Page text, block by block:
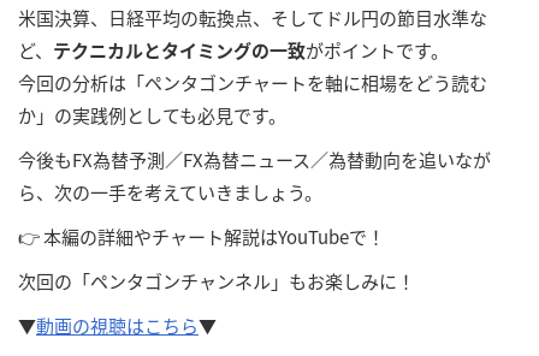
米国決算、日経平均の転換点、そしてドル円の節目水準な
ど、 テクニカルとタイミングの一致がポイントです。
今回の分析は「ペンタゴンチャートを軸に相場をどう読む
か」の実践例としても必見です。
今後もFX為替予測／FX為替ニュース／為替動向を追いなが
ら、次の一手を考えていきましょう。
👉 本編の詳細やチャート解説はYouTubeで！
次回の「ペンタゴンチャンネル」もお楽しみに！
▼動画の視聴はこちら▼